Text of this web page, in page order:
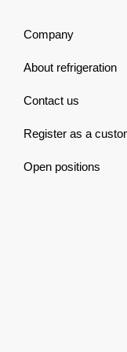
Company
About refrigeration
Contact us
Register as a
Open positions